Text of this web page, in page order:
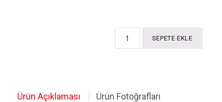
Ölçüm, Test ve El Aletleri
SEPETE EKLE
Ürün Açıklaması
Ürün Fotoğrafları